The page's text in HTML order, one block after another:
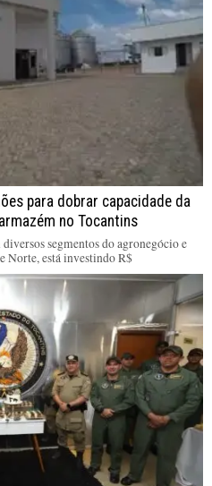
para dobrar capacidade da
no Tocantins
segmentos do agronegócio e
Norte, está investindo R$